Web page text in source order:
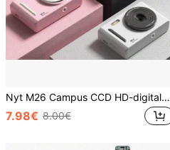
Nyt M26 Campus CCD HD-digitalkamera – 700 mAh batteri, kompakt og bærbart – velegnet til studerende – dimissionsgave – feriegave, Y2K-æstetik
7.98€ 8.00€